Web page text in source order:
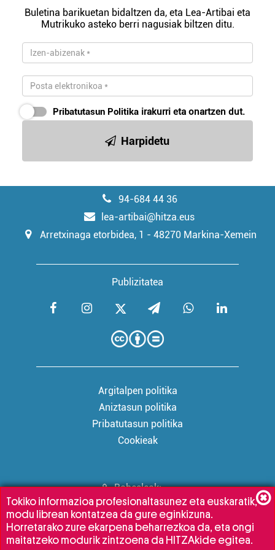
irakurri
Buletina barikuetan bidaltzen da, eta Lea-Artibai eta
Mutrikuko asteko berri nagusiak biltzen ditu.
Pribatutasun Politika irakurri eta onartzen dut.
Harpidetu
94-684 44 36
lea-artibai@hitza.eus
Arretxinaga etorbidea, 1 - 48270 Markina-Xemein
Publizitatea
Argitalpen politika
Aniztasun politika
Pribatutasun politika
Cookieak
Babesleak:
Tokiko informazioa profesionaltasunez eta euskaratik,
modu librean kontatzea da gure eginkizuna.
Horretarako zure ekarpena beharrezkoa da, eta ongi
maitatzeko modurik zintzoena da HITZAkide egitea.